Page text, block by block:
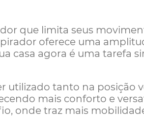
que limita seus
oferece uma
casa agora é uma tarefa
utilizado tanto na posição
mais conforto e
onde traz mais